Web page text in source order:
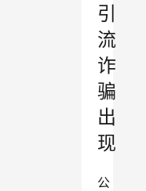
引
流
诈
骗
出
现
公